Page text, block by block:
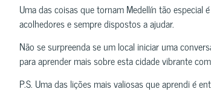
Uma das coisas que tornam Medellín tão especial
acolhedores e sempre dispostos a ajudar.
Não se surpreenda se um local iniciar uma
para aprender mais sobre esta cidade vibrante
P.S. Uma das lições mais valiosas que aprendi é